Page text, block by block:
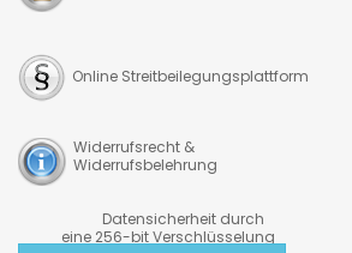
Online Streitbeilegungsplattform
Widerrufsrecht &
Widerrufsbelehrung
Datensicherheit durch
eine 256-bit Verschlüsselung